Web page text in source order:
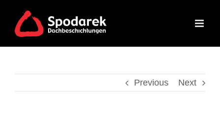
content
Previous Next